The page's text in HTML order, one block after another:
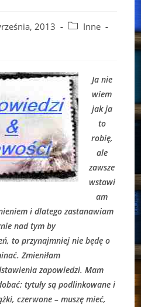
2013
PostInne
Ja nie
wiem
jak ja
to
robię,
ale
zawsze
wstawi
am
i dlatego zastanawiam
nad tym by
to przynajmniej nie będę o
Zmieniłam
zapowiedzi. Mam
tytuły są podlinkowane i
czerwone – muszę mieć,